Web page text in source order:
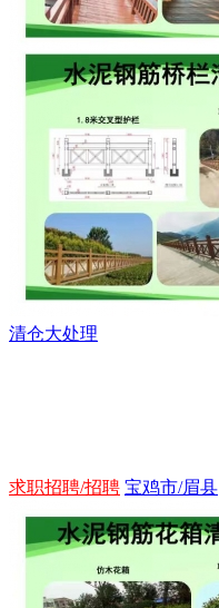
清仓大处理
求职招聘/招聘 宝鸡市/眉县